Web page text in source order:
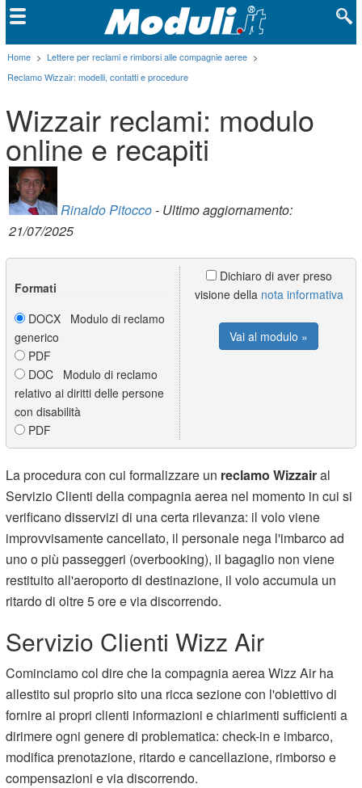
Home > Lettere per reclami e rimborsi alle compagnie aeree >
Reclamo Wizzair: modelli, contatti e procedure
Wizzair reclami: modulo
online e recapiti
Rinaldo Pitocco- Ultimo aggiornamento:
21/07/2025
Formati
DOCX Modulo di reclamo
generico
PDF
DOC Modulo di reclamo
relativo ai diritti delle persone
con disabilità
PDF
Dichiaro di aver preso
visione della nota informativa
Vai al modulo »
La procedura con cui formalizzare un reclamo Wizzairal
Servizio Clienti della compagnia aerea nel momento in cui si
verificano disservizi di una certa rilevanza: il volo viene
improvvisamente cancellato, il personale nega l'imbarco ad
uno o più passeggeri (overbooking), il bagaglio non viene
restituito all'aeroporto di destinazione, il voloaccumula un
ritardo di oltre 5 ore e via discorrendo.
Servizio Clienti Wizz Air
Cominciamo col dire che la compagnia aerea Wizz Air ha
allestito sul proprio sito una ricca sezione con l'obiettivo di
fornire ai propri clienti informazioni e chiarimenti sufficienti a
dirimere ogni genere di problematica: check-in e imbarco,
modifica prenotazione, ritardo e cancellazione, rimborso e
compensazioni e via discorrendo.